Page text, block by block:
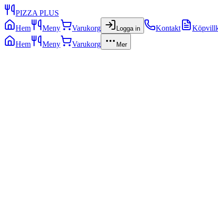
PIZZA PLUS
Hem
Meny Varukorg Logga in Kontakt
Hem
Meny Varukorg Mer